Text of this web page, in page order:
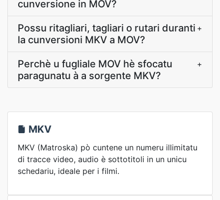
cunversione in MOV?
Possu ritagliari, tagliari o rutari duranti
la cunversioni MKV a MOV?
+
Perchè u fugliale MOV hè sfocatu
paragunatu à a sorgente MKV?
+
MKV
MKV (Matroska) pò cuntene un numeru illimitatu
di tracce video, audio è sottotitoli in un unicu
schedariu, ideale per i filmi.